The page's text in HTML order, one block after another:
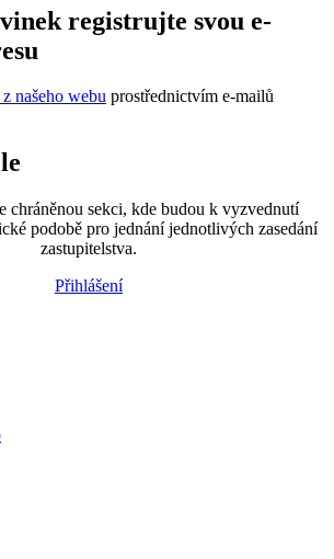
registrujte svou e-
našeho webu prostřednictvím e-mailů
chráněnou sekci, kde budou k vyzvednutí
podobě pro jednání jednotlivých zasedání
zastupitelstva.
Přihlášení